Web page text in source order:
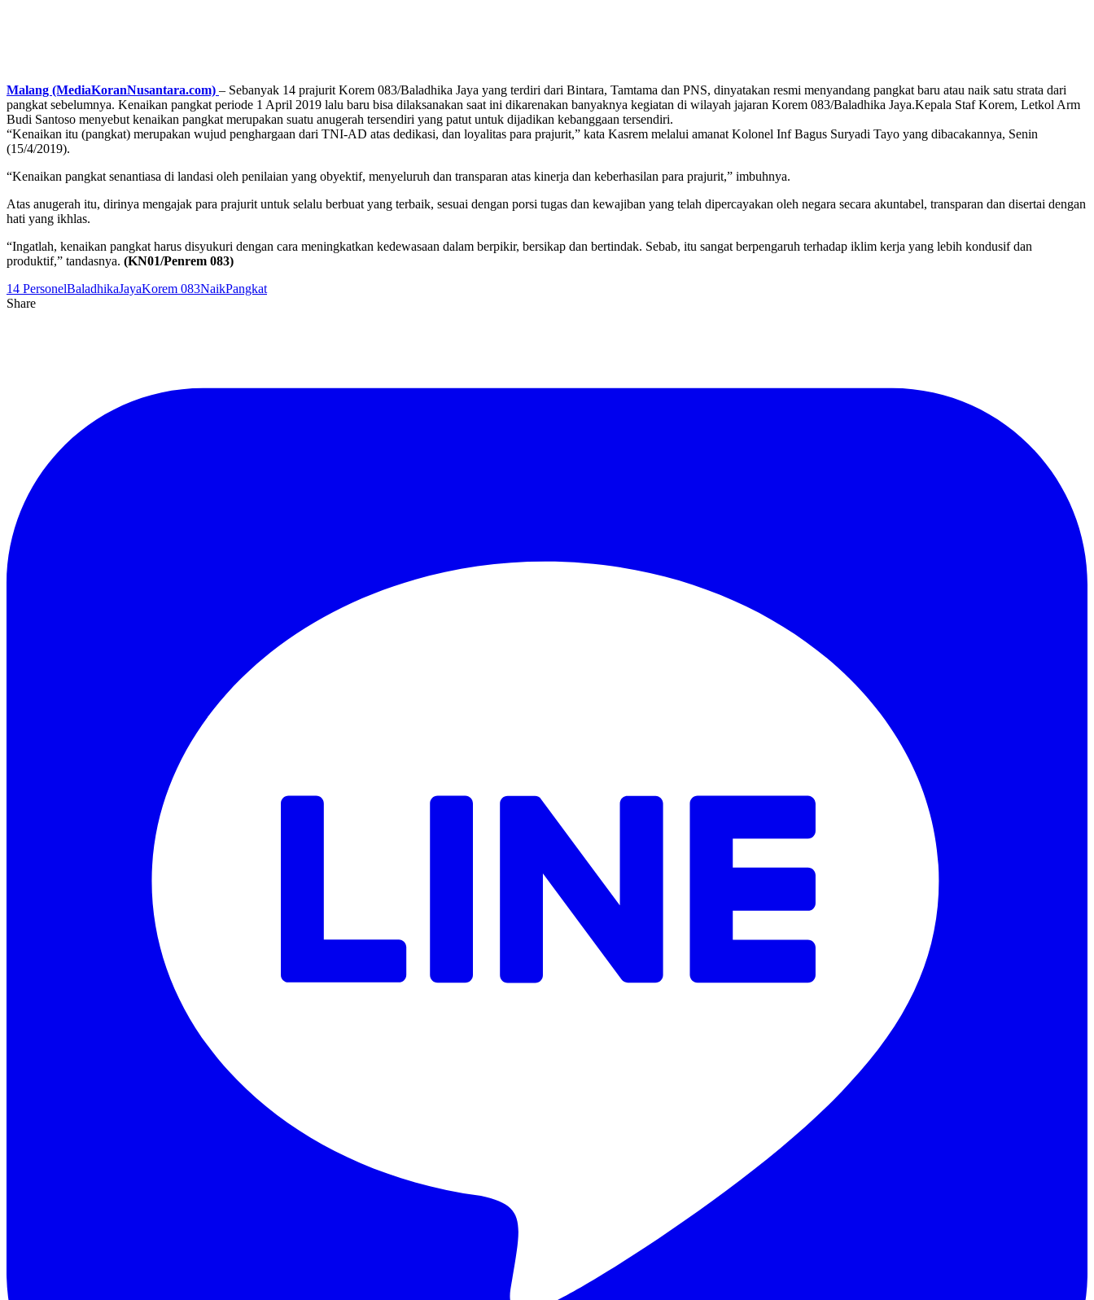
Malang (MediaKoranNusantara.com) – Sebanyak 14 prajurit Korem 083/Baladhika Jaya yang terdiri dari Bintara, Tamtama dan PNS, dinyatakan resmi menyandang pangkat baru atau naik satu strata dari
pangkat sebelumnya. Kenaikan pangkat periode 1 April 2019 lalu baru bisa dilaksanakan saat ini dikarenakan banyaknya kegiatan di wilayah jajaran Korem 083/Baladhika Jaya.Kepala Staf Korem, Letkol Arm
Budi Santoso menyebut kenaikan pangkat merupakan suatu anugerah tersendiri yang patut untuk dijadikan kebanggaan tersendiri.
“Kenaikan itu (pangkat) merupakan wujud penghargaan dari TNI-AD atas dedikasi, dan loyalitas para prajurit,” kata Kasrem melalui amanat Kolonel Inf Bagus Suryadi Tayo yang dibacakannya, Senin
(15/4/2019).
“Kenaikan pangkat senantiasa di landasi oleh penilaian yang obyektif, menyeluruh dan transparan atas kinerja dan keberhasilan para prajurit,” imbuhnya.
Atas anugerah itu, dirinya mengajak para prajurit untuk selalu berbuat yang terbaik, sesuai dengan porsi tugas dan kewajiban yang telah dipercayakan oleh negara secara akuntabel, transparan dan disertai dengan
hati yang ikhlas.
“Ingatlah, kenaikan pangkat harus disyukuri dengan cara meningkatkan kedewasaan dalam berpikir, bersikap dan bertindak. Sebab, itu sangat berpengaruh terhadap iklim kerja yang lebih kondusif dan
produktif,” tandasnya. (KN01/Penrem 083)
14 PersonelBaladhikaJayaKorem 083NaikPangkat
Share